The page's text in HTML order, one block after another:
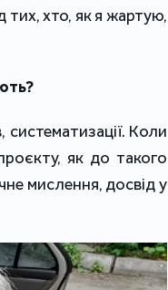
тих, хто, як я жартую,
Коли
як до такого
мислення, досвід у